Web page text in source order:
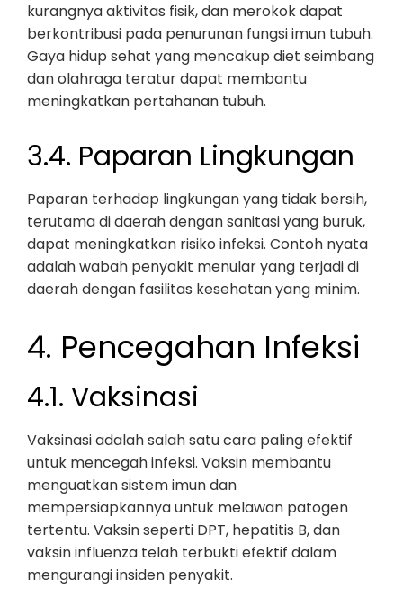
kurangnya aktivitas fisik, dan merokok dapat
berkontribusi pada penurunan fungsi imun tubuh.
Gaya hidup sehat yang mencakup diet seimbang
dan olahraga teratur dapat membantu
meningkatkan pertahanan tubuh.
3.4. Paparan Lingkungan
Paparan terhadap lingkungan yang tidak bersih,
terutama di daerah dengan sanitasi yang buruk,
dapat meningkatkan risiko infeksi. Contoh nyata
adalah wabah penyakit menular yang terjadi di
daerah dengan fasilitas kesehatan yang minim.
4. Pencegahan Infeksi
4.1. Vaksinasi
Vaksinasi adalah salah satu cara paling efektif
untuk mencegah infeksi. Vaksin membantu
menguatkan sistem imun dan
mempersiapkannya untuk melawan patogen
tertentu. Vaksin seperti DPT, hepatitis B, dan
vaksin influenza telah terbukti efektif dalam
mengurangi insiden penyakit.